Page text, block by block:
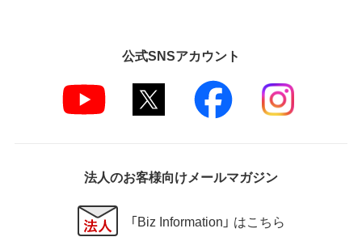
公式SNSアカウント
法人のお客様向けメールマガジン
「Biz Information」 はこちら